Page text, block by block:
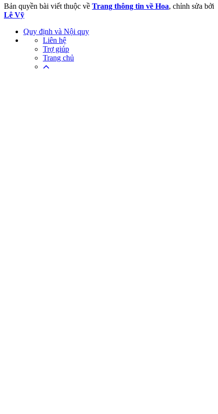
Bản quyền bài viết thuộc về Trang thông tin về Hoa, chỉnh sửa bởi
Lê Vỹ
Quy định và Nội quy
Liên hệ
Trợ giúp
Trang chủ